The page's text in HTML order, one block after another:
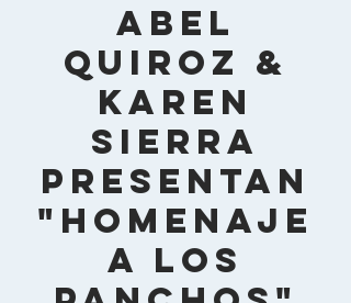
Abel
Quiroz &
Karen
Sierra
presentan
"Homenaje
a Los